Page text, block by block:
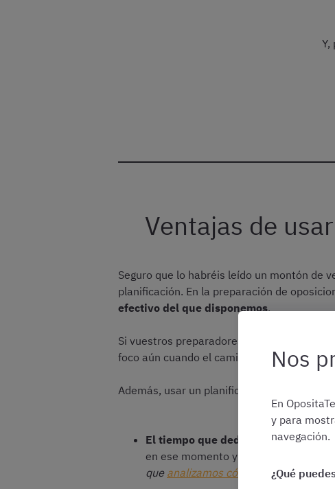
Y,
Ventajas de
Seguro que lo habréis leído un montón de
planificación. En la preparación de
efectivo del que disponemos.
Si vuestros preparadores y academias
foco aún cuando el camino a la plaza se
Además, usar un planificador o un
El tiempo que dediques a planificar
en ese momento y podrás
que analizamos cómo usar el método
Nos
En
y para
navegación.
¿Qué